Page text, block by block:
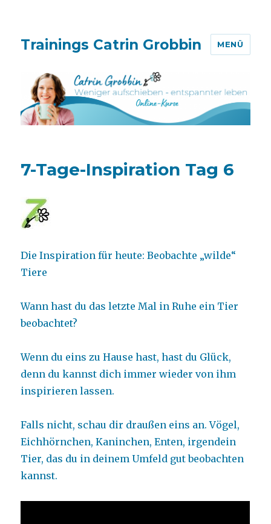
Trainings Catrin Grobbin MENÜ
7-Tage-Inspiration Tag 6
Die Inspiration für heute: Beobachte „wilde“
Tiere
Wann hast du das letzte Mal in Ruhe ein Tier
beobachtet?
Wenn du eins zu Hause hast, hast du Glück,
denn du kannst dich immer wieder von ihm
inspirieren lassen.
Falls nicht, schau dir draußen eins an. Vögel,
Eichhörnchen, Kaninchen, Enten, irgendein
Tier, das du in deinem Umfeld gut beobachten
kannst.